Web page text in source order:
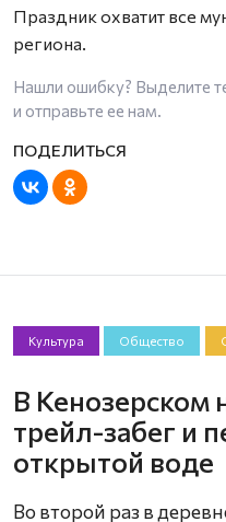
Праздник охватит все
региона.
Нашли ошибку? Выделите
и отправьте ее нам.
Культура Общество
В Кенозерском
трейл-забег и
открытой воде
Во второй раз в